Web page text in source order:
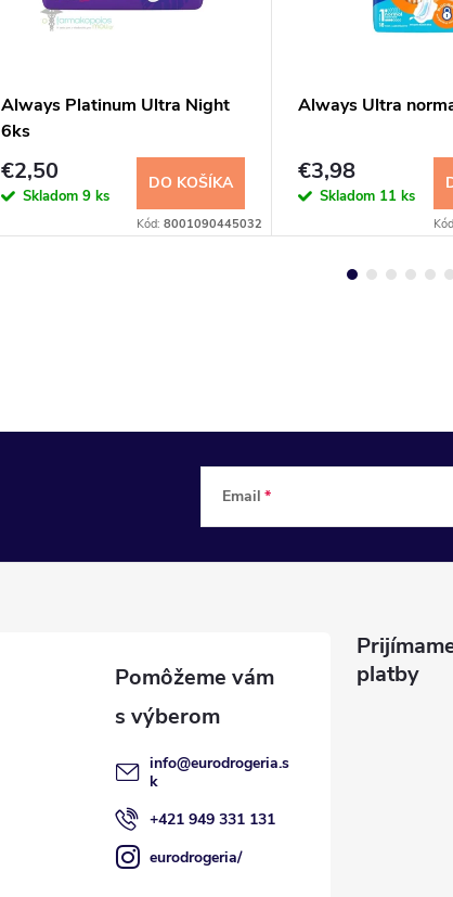
Always Platinum Ultra Night
6ks
€2,50
Skladom 9 ks
DO KOŠÍKA
Kód: 8001090445032
Always Ultra
€3,98
Skladom 11 ks
Email
info@eurodrogeria.s
k
+421 949 331 131
eurodrogeria/
platby